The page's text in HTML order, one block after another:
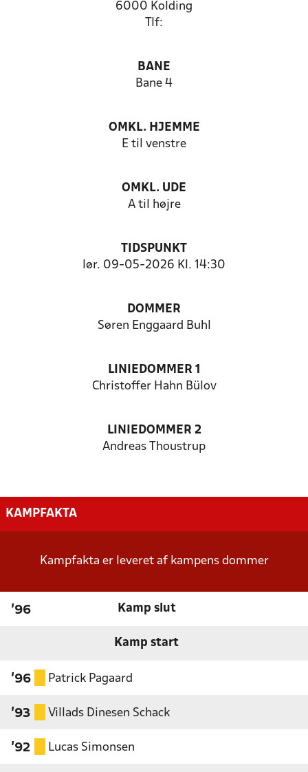
6000 Kolding
Tlf:
BANE
Bane 4
OMKL. HJEMME
E til venstre
OMKL. UDE
A til højre
TIDSPUNKT
lør. 09-05-2026 Kl. 14:30
DOMMER
Søren Enggaard Buhl
LINIEDOMMER 1
Christoffer Hahn Bülov
LINIEDOMMER 2
Andreas Thoustrup
KAMPFAKTA
Kampfakta er leveret af kampens dommer
'96 Kamp slut
Kamp start
'96 Patrick Pagaard
'93 Villads Dinesen Schack
'92 Lucas Simonsen